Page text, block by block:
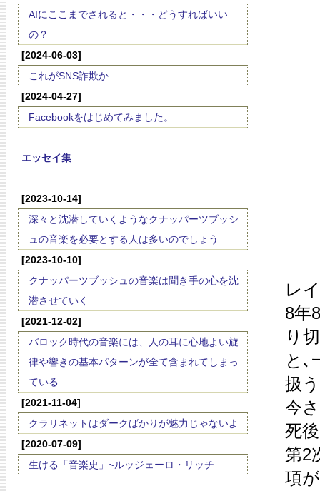
AIにここまでされると・・・どうすればいい
の？
[2024-06-03]
これがSNS詐欺か
[2024-04-27]
Facebookをはじめてみました。
エッセイ集
[2023-10-14]
深々と沈潜していくようなクナッパーツブッシ
ュの音楽を必要とする人は多いのでしょう
[2023-10-10]
クナッパーツブッシュの音楽は聞き手の心を沈
潜させていく
[2021-12-02]
バロック時代の音楽には、人の耳に心地よい旋
律や響きの基本パターンが全て含まれてしまっ
ている
[2021-11-04]
クラリネットはダークばかりが魅力じゃないよ
[2020-07-09]
生ける「音楽史」~ルッジェーロ・リッチ
レ
8年
り
と､
扱
今
死
第2
項